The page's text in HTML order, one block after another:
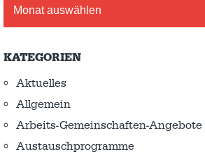
KATEGORIEN
Aktuelles
Allgemein
Arbeits-Gemeinschaften-Angebote
Austausch­programme